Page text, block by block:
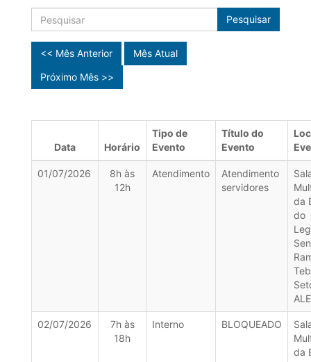
Pesquisar
<< Mês Anterior
Mês Atual
Próximo Mês >>
Data Horário
Tipo de
Evento
Título do
Evento
01/07/2026
8h às
12h
Atendimento
Atendimento
servidores
da
do
02/07/2026
7h às
18h
Interno BLOQUEADO
da